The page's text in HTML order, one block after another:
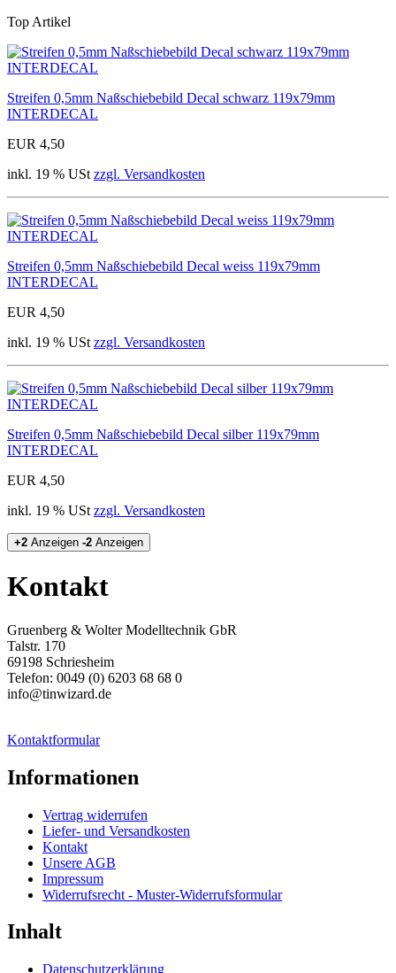
Top Artikel
Streifen 0,5mm Naßschiebebild Decal schwarz 119x79mm
INTERDECAL
EUR 4,50
inkl. 19 % USt zzgl. Versandkosten
Streifen 0,5mm Naßschiebebild Decal weiss 119x79mm
INTERDECAL
EUR 4,50
inkl. 19 % USt zzgl. Versandkosten
Streifen 0,5mm Naßschiebebild Decal silber 119x79mm
INTERDECAL
EUR 4,50
inkl. 19 % USt zzgl. Versandkosten
+2 Anzeigen -2 Anzeigen
Kontakt
Gruenberg & Wolter Modelltechnik GbR
Talstr. 170
69198 Schriesheim
Telefon: 0049 (0) 6203 68 68 0
info@tinwizard.de
Kontaktformular
Informationen
Vertrag widerrufen
Liefer- und Versandkosten
Kontakt
Unsere AGB
Impressum
Widerrufsrecht - Muster-Widerrufsformular
Inhalt
Datenschutzerklärung